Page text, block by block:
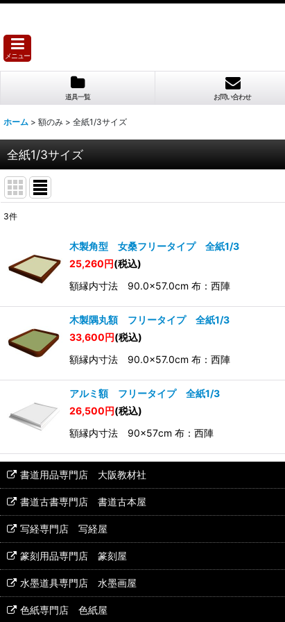
メニュー
道具一覧 お問い合わせ
ホーム > 額のみ > 全紙1/3サイズ
全紙1/3サイズ
並び順
3件
木製角型 女桑フリータイプ 全紙1/3
25,260円(税込)
額縁内寸法 90.0×57.0cm 布：西陣
木製隅丸額 フリータイプ 全紙1/3
33,600円(税込)
額縁内寸法 90.0×57.0cm 布：西陣
アルミ額 フリータイプ 全紙1/3
26,500円(税込)
額縁内寸法 90×57cm 布：西陣
書道用品専門店 大阪教材社
書道古書専門店 書道古本屋
写経専門店 写経屋
篆刻用品専門店 篆刻屋
水墨道具専門店 水墨画屋
色紙専門店 色紙屋